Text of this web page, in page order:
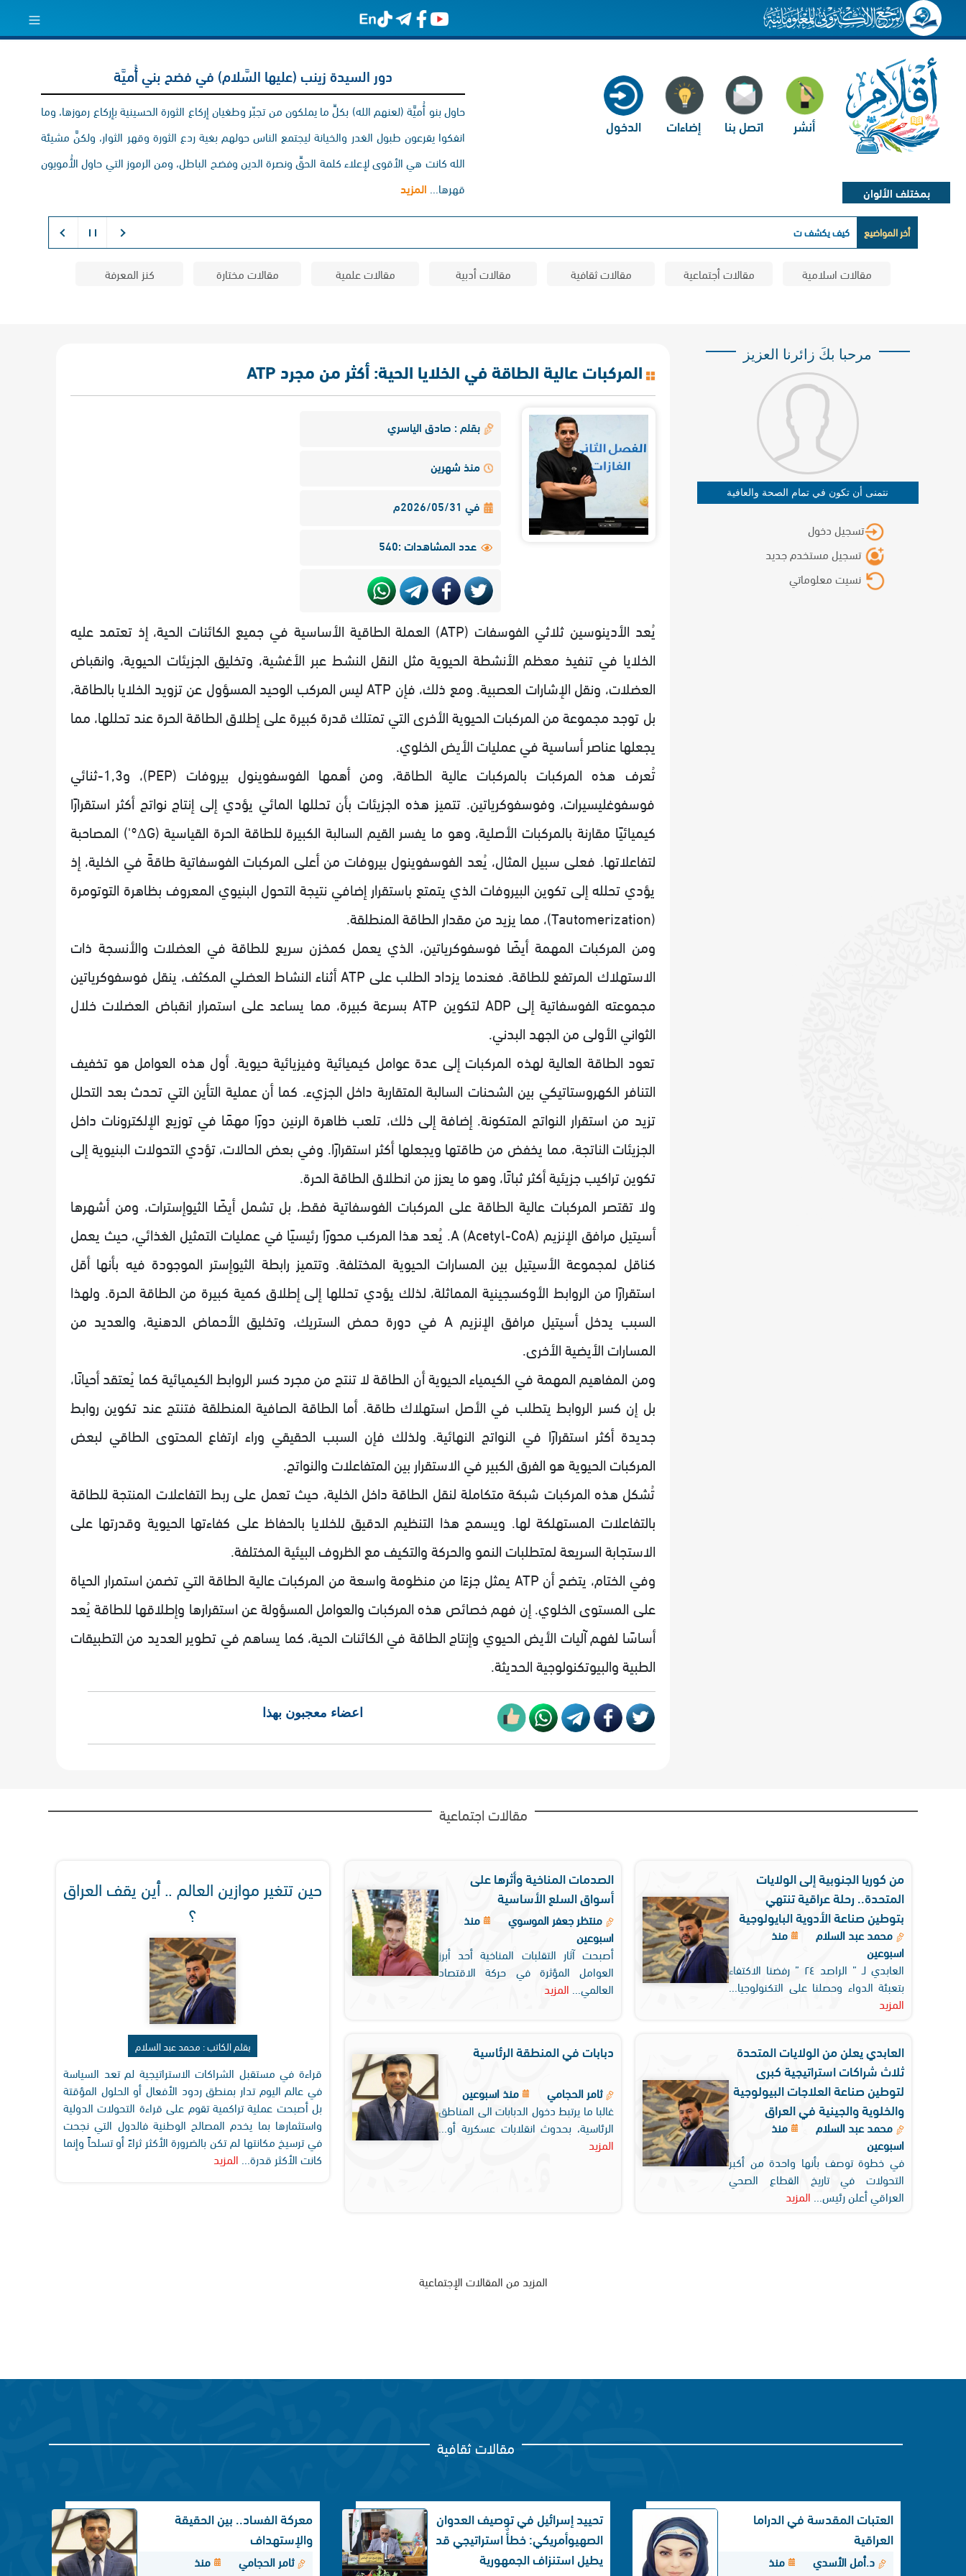
بمختلف الألوان
أنشر اتصل بنا إضاءات الدخول
دور السيدة زينب (عليها السَّلام) في فضح بني أُميَّة
حاول بنو أُميَّة (لعنهم الله) بكلِّ ما يملكون من تجبّر وطغيان إركاع الثورة الحسينية بإركاع رموزها، وما
انفكوا يقرعون طبول الغدر والخيانة ليجتمع الناس حولهم بغية ردع الثورة وقهر الثوار، ولكنَّ مشيئة
الله كانت هي الأقوى لإعلاء كلمة الحقِّ ونصرة الدين وفضح الباطل، ومن الرموز التي حاول الأُمويون
قهرها... المزيد
أخر المواضيع كيف يكشف تحليل الشعر عن تعاطي
مقالات اسلامية مقالات أجتماعية مقالات ثقافية مقالات أدبية مقالات علمية مقالات مختارة كنز المعرفة
مرحبا بكَ زائرنا العزيز
نتمنى أن تكون في تمام الصحة والعافية
تسجيل دخول
تسجيل مستخدم جديد
نسيت معلوماتي
المركبات عالية الطاقة في الخلايا الحية: أكثر من مجرد ATP
بقلم : صادق الياسري
منذ شهرين
في 2026/05/31م
عدد المشاهدات :540
يُعد الأدينوسين ثلاثي الفوسفات (ATP) العملة الطاقية الأساسية في جميع الكائنات الحية، إذ تعتمد عليه
الخلايا في تنفيذ معظم الأنشطة الحيوية مثل النقل النشط عبر الأغشية، وتخليق الجزيئات الحيوية، وانقباض
العضلات، ونقل الإشارات العصبية. ومع ذلك، فإن ATP ليس المركب الوحيد المسؤول عن تزويد الخلايا بالطاقة،
بل توجد مجموعة من المركبات الحيوية الأخرى التي تمتلك قدرة كبيرة على إطلاق الطاقة الحرة عند تحللها، مما
يجعلها عناصر أساسية في عمليات الأيض الخلوي.
تُعرف هذه المركبات بالمركبات عالية الطاقة، ومن أهمها الفوسفوينول بيروفات (PEP)، و1,3-ثنائي
فوسفوغليسيرات، وفوسفوكرياتين. تتميز هذه الجزيئات بأن تحللها المائي يؤدي إلى إنتاج نواتج أكثر استقرارًا
كيميائيًا مقارنة بالمركبات الأصلية، وهو ما يفسر القيم السالبة الكبيرة للطاقة الحرة القياسية (ΔG°') المصاحبة
لتفاعلاتها. فعلى سبيل المثال، يُعد الفوسفوينول بيروفات من أعلى المركبات الفوسفاتية طاقةً في الخلية، إذ
يؤدي تحلله إلى تكوين البيروفات الذي يتمتع باستقرار إضافي نتيجة التحول البنيوي المعروف بظاهرة التوتومرة
(Tautomerization)، مما يزيد من مقدار الطاقة المنطلقة.
ومن المركبات المهمة أيضًا فوسفوكرياتين، الذي يعمل كمخزن سريع للطاقة في العضلات والأنسجة ذات
الاستهلاك المرتفع للطاقة. فعندما يزداد الطلب على ATP أثناء النشاط العضلي المكثف، ينقل فوسفوكرياتين
مجموعته الفوسفاتية إلى ADP لتكوين ATP بسرعة كبيرة، مما يساعد على استمرار انقباض العضلات خلال
الثواني الأولى من الجهد البدني.
تعود الطاقة العالية لهذه المركبات إلى عدة عوامل كيميائية وفيزيائية حيوية. أول هذه العوامل هو تخفيف
التنافر الكهروستاتيكي بين الشحنات السالبة المتقاربة داخل الجزيء. كما أن عملية التأين التي تحدث بعد التحلل
تزيد من استقرار النواتج المتكونة. إضافة إلى ذلك، تلعب ظاهرة الرنين دورًا مهمًا في توزيع الإلكترونات داخل
الجزيئات الناتجة، مما يخفض من طاقتها ويجعلها أكثر استقرارًا. وفي بعض الحالات، تؤدي التحولات البنيوية إلى
تكوين تراكيب جزيئية أكثر ثباتًا، وهو ما يعزز من انطلاق الطاقة الحرة.
ولا تقتصر المركبات عالية الطاقة على المركبات الفوسفاتية فقط، بل تشمل أيضًا الثيوإسترات، ومن أشهرها
أسيتيل مرافق الإنزيم A (Acetyl-CoA). يُعد هذا المركب محورًا رئيسيًا في عمليات التمثيل الغذائي، حيث يعمل
كناقل لمجموعة الأسيتيل بين المسارات الحيوية المختلفة. وتتميز رابطة الثيوإستر الموجودة فيه بأنها أقل
استقرارًا من الروابط الأوكسجينية المماثلة، لذلك يؤدي تحللها إلى إطلاق كمية كبيرة من الطاقة الحرة. ولهذا
السبب يدخل أسيتيل مرافق الإنزيم A في دورة حمض الستريك، وتخليق الأحماض الدهنية، والعديد من
المسارات الأيضية الأخرى.
ومن المفاهيم المهمة في الكيمياء الحيوية أن الطاقة لا تنتج من مجرد كسر الروابط الكيميائية كما يُعتقد أحيانًا،
بل إن كسر الروابط يتطلب في الأصل استهلاك طاقة. أما الطاقة الصافية المنطلقة فتنتج عند تكوين روابط
جديدة أكثر استقرارًا في النواتج النهائية. ولذلك فإن السبب الحقيقي وراء ارتفاع المحتوى الطاقي لبعض
المركبات الحيوية هو الفرق الكبير في الاستقرار بين المتفاعلات والنواتج.
تُشكل هذه المركبات شبكة متكاملة لنقل الطاقة داخل الخلية، حيث تعمل على ربط التفاعلات المنتجة للطاقة
بالتفاعلات المستهلكة لها. ويسمح هذا التنظيم الدقيق للخلايا بالحفاظ على كفاءتها الحيوية وقدرتها على
الاستجابة السريعة لمتطلبات النمو والحركة والتكيف مع الظروف البيئية المختلفة.
وفي الختام، يتضح أن ATP يمثل جزءًا من منظومة واسعة من المركبات عالية الطاقة التي تضمن استمرار الحياة
على المستوى الخلوي. إن فهم خصائص هذه المركبات والعوامل المسؤولة عن استقرارها وإطلاقها للطاقة يُعد
أساسًا لفهم آليات الأيض الحيوي وإنتاج الطاقة في الكائنات الحية، كما يساهم في تطوير العديد من التطبيقات
الطبية والبيوتكنولوجية الحديثة.
اعضاء معجبون بهذا
مقالات اجتماعية
من كوريا الجنوبية إلى الولايات
المتحدة.. رحلة عراقية تنتهي
بتوطين صناعة الأدوية البايولوجية
محمد عبد السلام
منذ
اسبوعين
العابدي لـ ” الراصد ٢٤ ” رفضنا الاكتفاء
بتعبئة الدواء وحصلنا على التكنولوجيا...
المزيد
الصدمات المناخية وأثرها على
أسواق السلع الأساسية
منتظر جعفر الموسوي
منذ
اسبوعين
أصبحت آثار التقلبات المناخية أحد أبرز
العوامل المؤثرة في حركة الاقتصاد
العالمي...
المزيد
العابدي يعلن من الولايات المتحدة
ثلاث شراكات استراتيجية كبرى
لتوطين صناعة العلاجات البيولوجية
والخلوية والجينية في العراق
محمد عبد السلام
منذ
اسبوعين
في خطوة توصف بأنها واحدة من أكبر
التحولات في تاريخ القطاع الصحي
العراقي أعلن رئيس...
المزيد
دبابات في المنطقة الرئاسية
ثامر الحجامي
منذ اسبوعين
غالبا ما يرتبط دخول الدبابات الى المناطق
الرئاسية، بحدوث انقلابات عسكرية أو...
المزيد
حين تتغير موازين العالم .. أين يقف العراق
؟
بقلم الكاتب : محمد عبد السلام
قراءة في مستقبل الشراكات الاستراتيجية لم تعد السياسة
في عالم اليوم تدار بمنطق ردود الأفعال أو الحلول المؤقتة
بل أصبحت عملية تراكمية تقوم على قراءة التحولات الدولية
واستثمارها بما يخدم المصالح الوطنية فالدول التي نجحت
في ترسيخ مكانتها لم تكن بالضرورة الأكثر ثراءً أو تسلحاً وإنما
كانت الأكثر قدرة... المزيد
المزيد من المقالات الإجتماعية
مقالات ثقافية
العتبات المقدسة في الدراما
العراقية
د.أمل الأسدي
منذ
تحييد إسرائيل في توصيف العدوان
الصهيوأمريكي: خطأٌ استراتيجي قد
يطيل استنزاف الجمهورية
معركة الفساد.. بين الحقيقة
والإستهداف
ثامر الحجامي
منذ